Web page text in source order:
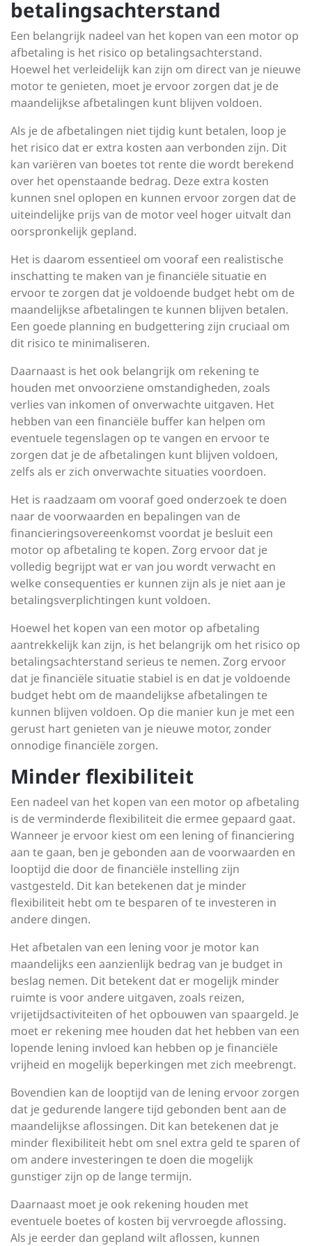
betalingsachterstand
Een belangrijk nadeel van het kopen van een motor op
afbetaling is het risico op betalingsachterstand.
Hoewel het verleidelijk kan zijn om direct van je nieuwe
motor te genieten, moet je ervoor zorgen dat je de
maandelijkse afbetalingen kunt blijven voldoen.
Als je de afbetalingen niet tijdig kunt betalen, loop je
het risico dat er extra kosten aan verbonden zijn. Dit
kan variëren van boetes tot rente die wordt berekend
over het openstaande bedrag. Deze extra kosten
kunnen snel oplopen en kunnen ervoor zorgen dat de
uiteindelijke prijs van de motor veel hoger uitvalt dan
oorspronkelijk gepland.
Het is daarom essentieel om vooraf een realistische
inschatting te maken van je financiële situatie en
ervoor te zorgen dat je voldoende budget hebt om de
maandelijkse afbetalingen te kunnen blijven betalen.
Een goede planning en budgettering zijn cruciaal om
dit risico te minimaliseren.
Daarnaast is het ook belangrijk om rekening te
houden met onvoorziene omstandigheden, zoals
verlies van inkomen of onverwachte uitgaven. Het
hebben van een financiële buffer kan helpen om
eventuele tegenslagen op te vangen en ervoor te
zorgen dat je de afbetalingen kunt blijven voldoen,
zelfs als er zich onverwachte situaties voordoen.
Het is raadzaam om vooraf goed onderzoek te doen
naar de voorwaarden en bepalingen van de
financieringsovereenkomst voordat je besluit een
motor op afbetaling te kopen. Zorg ervoor dat je
volledig begrijpt wat er van jou wordt verwacht en
welke consequenties er kunnen zijn als je niet aan je
betalingsverplichtingen kunt voldoen.
Hoewel het kopen van een motor op afbetaling
aantrekkelijk kan zijn, is het belangrijk om het risico op
betalingsachterstand serieus te nemen. Zorg ervoor
dat je financiële situatie stabiel is en dat je voldoende
budget hebt om de maandelijkse afbetalingen te
kunnen blijven voldoen. Op die manier kun je met een
gerust hart genieten van je nieuwe motor, zonder
onnodige financiële zorgen.
Minder flexibiliteit
Een nadeel van het kopen van een motor op afbetaling
is de verminderde flexibiliteit die ermee gepaard gaat.
Wanneer je ervoor kiest om een lening of financiering
aan te gaan, ben je gebonden aan de voorwaarden en
looptijd die door de financiële instelling zijn
vastgesteld. Dit kan betekenen dat je minder
flexibiliteit hebt om te besparen of te investeren in
andere dingen.
Het afbetalen van een lening voor je motor kan
maandelijks een aanzienlijk bedrag van je budget in
beslag nemen. Dit betekent dat er mogelijk minder
ruimte is voor andere uitgaven, zoals reizen,
vrijetijdsactiviteiten of het opbouwen van spaargeld. Je
moet er rekening mee houden dat het hebben van een
lopende lening invloed kan hebben op je financiële
vrijheid en mogelijk beperkingen met zich meebrengt.
Bovendien kan de looptijd van de lening ervoor zorgen
dat je gedurende langere tijd gebonden bent aan de
maandelijkse aflossingen. Dit kan betekenen dat je
minder flexibiliteit hebt om snel extra geld te sparen of
om andere investeringen te doen die mogelijk
gunstiger zijn op de lange termijn.
Daarnaast moet je ook rekening houden met
eventuele boetes of kosten bij vervroegde aflossing.
Als je eerder dan gepland wilt aflossen, kunnen